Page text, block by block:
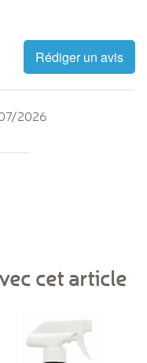
Rédiger un avis
2026
cet article